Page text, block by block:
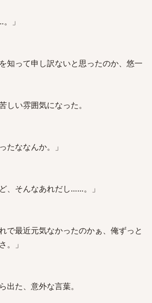
」
知って申し訳ないと思ったのか、悠一
しい雰囲気になった。
たななんか。」
、そんなあれだし……。」
で最近元気なかったのかぁ、俺ずっと
。」
出た、意外な言葉。